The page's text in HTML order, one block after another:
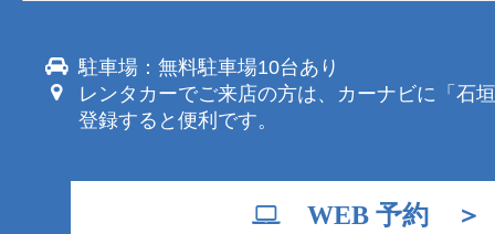
駐車場：無料駐車場10台あり
レンタカーでご来店の方は、カーナビに「石
登録すると便利です。
WEB 予約 ＞